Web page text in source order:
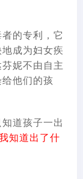
的专利，它
成为妇女疾
妮不由自主
他们的孩
道孩子一出
知道出了什